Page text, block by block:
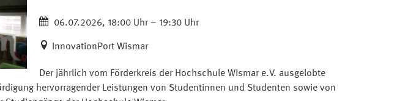
06.07.2026, 18:00 Uhr – 19:30 Uhr
InnovationPort Wismar
Der jährlich vom Förderkreis der Hochschule Wismar e.V. ausgelobte
hervorragender Leistungen von Studentinnen und Studenten sowie von